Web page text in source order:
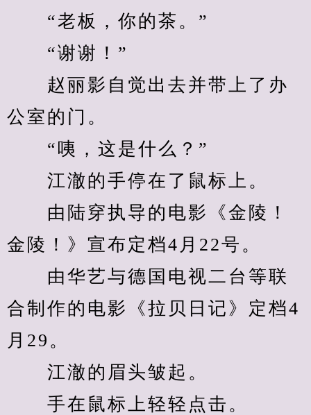
“老板，你的茶。”
“谢谢！”
赵丽影自觉出去并带上了办
公室的门。
“咦，这是什么？”
江澈的手停在了鼠标上。
由陆穿执导的电影《金陵！
金陵！》宣布定档4月22号。
由华艺与德国电视二台等联
合制作的电影《拉贝日记》定档4
月29。
江澈的眉头皱起。
手在鼠标上轻轻点击。